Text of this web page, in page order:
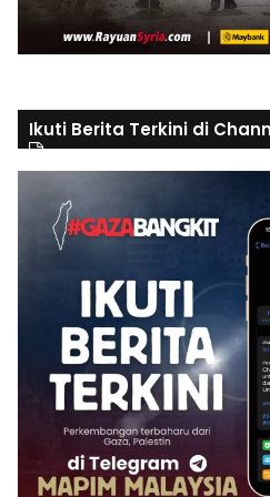
Ikuti Berita Terkini di